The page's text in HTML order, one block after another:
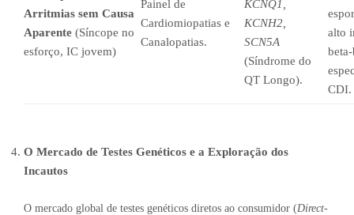
Arritmias sem Causa
Aparente (Síncope no
esforço, IC jovem)
Painel de
Cardiomiopatias e
Canalopatias.
KCNQ1,
KCNH2,
SCN5A
(Síndrome do
QT Longo).
alto
CDI.
O Mercado de Testes Genéticos e a Exploração dos
Incautos
O mercado global de testes genéticos diretos ao consumidor (Direct-